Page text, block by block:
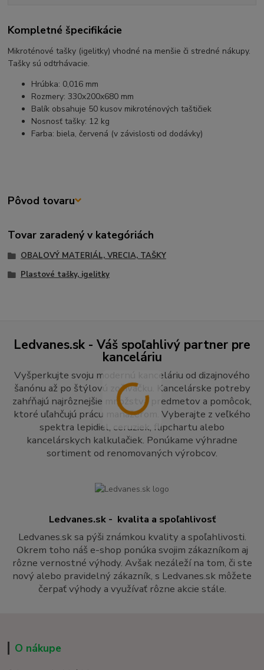
Kompletné špecifikácie
Mikroténové tašky (igelitky) vhodné na menšie či stredné nákupy.
Tašky sú odtrhávacie.
Hrúbka: 0,016 mm
Rozmery: 330x200x680 mm
Balík obsahuje 50 kusov mikroténových taštičiek
Nosnosť tašky: 12 kg
Farba: biela, červená (v závislosti od dodávky)
Pôvod tovaru
Tovar zaradený v kategóriách
OBALOVÝ MATERIÁL, VRECIA, TAŠKY
Plastové tašky, igelitky
Ledvanes.sk - Váš spoľahlivý partner pre
kanceláriu
Vyšperkujte svoju modernú kanceláriu od dizajnového
šanónu až po štýlovú zošívačku. Kancelárske potreby
zahŕňajú najrôznejšie množstvá predmetov a pomôcok,
ktoré uľahčujú prácu manažérom. Vyberajte z veľkého
spektra lepidiel, ceruziek, flipchartu alebo
kancelárskych kalkulačiek. Ponúkame výhradne
sortiment od renomovaných výrobcov.
Ledvanes.sk - kvalita a spoľahlivosť
Ledvanes.sk sa pýši známkou kvality a spoľahlivosti.
Okrem toho náš e-shop ponúka svojim zákazníkom aj
rôzne vernostné výhody. Avšak nezáleží na tom, či ste
nový alebo pravidelný zákazník, s Ledvanes.sk môžete
čerpať výhody a využívať rôzne akcie stále.
O nákupe